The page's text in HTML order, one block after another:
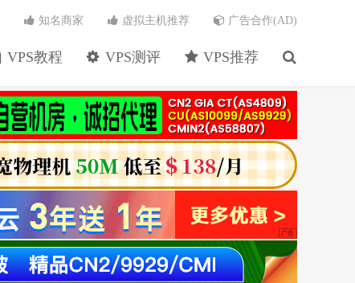
VPS教程 VPS测评 VPS推荐
知名商家 虚拟主机推荐 广告合作(AD)